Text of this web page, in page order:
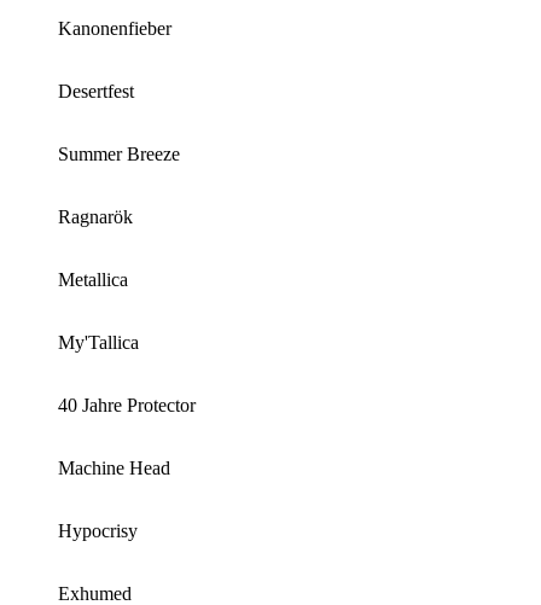
Kanonenfieber
Desertfest
Summer Breeze
Ragnarök
Metallica
My'Tallica
40 Jahre Protector
Machine Head
Hypocrisy
Exhumed